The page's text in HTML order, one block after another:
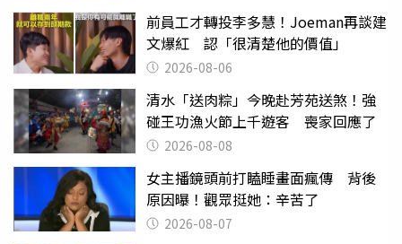
前員工才轉投李多慧！Joeman再談建
文爆紅 認「很清楚他的價值」
2026-08-06
清水「送肉粽」今晚赴芳苑送煞！強
碰王功漁火節上千遊客 喪家回應了
2026-08-08
女主播鏡頭前打瞌睡畫面瘋傳 背後
原因曝！觀眾挺她：辛苦了
2026-08-07